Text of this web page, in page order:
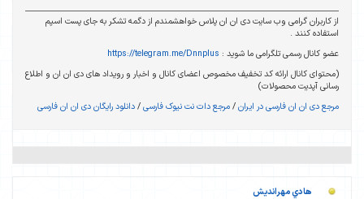
از کاربران گرامی وب سایت دی ان ان پلاس خواهشمندم از دگمه تشکر به جای پست اسپم
استفاده کنند .
عضو کانال رسمی تلگرامی ما شوید : https://telegram.me/Dnnplus
(محتوای کانال ارائه کد تخفیف مخصوص اعضای کانال و اخبار و رویداد های دی ان ان و اطلاع
رسانی آپدیت محصولات)
مرجع دی ان ان فارسی در ایران/مرجع دات نت نیوک فارسی/دانلود رایگان دی ان ان فارسی
هادي مهرانديش